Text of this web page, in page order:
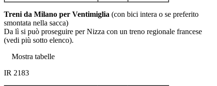
Treni da Milano per Ventimiglia (con bici intera o se preferito
smontata nella sacca)
Da lì si può proseguire per Nizza con un treno regionale francese
(vedi più sotto elenco).
Mostra tabelle
IR 2183